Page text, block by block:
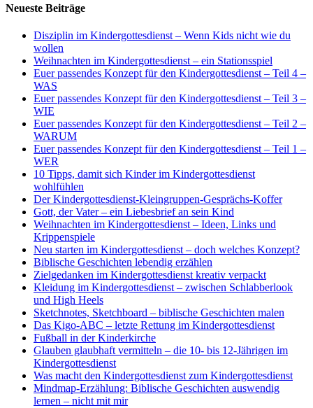
Neueste Beiträge
Disziplin im Kindergottesdienst – Wenn Kids nicht wie du
wollen
Weihnachten im Kindergottesdienst – ein Stationsspiel
Euer passendes Konzept für den Kindergottesdienst – Teil 4 –
WAS
Euer passendes Konzept für den Kindergottesdienst – Teil 3 –
WIE
Euer passendes Konzept für den Kindergottesdienst – Teil 2 –
WARUM
Euer passendes Konzept für den Kindergottesdienst – Teil 1 –
WER
10 Tipps, damit sich Kinder im Kindergottesdienst
wohlfühlen
Der Kindergottesdienst-Kleingruppen-Gesprächs-Koffer
Gott, der Vater – ein Liebesbrief an sein Kind
Weihnachten im Kindergottesdienst – Ideen, Links und
Krippenspiele
Neu starten im Kindergottesdienst – doch welches Konzept?
Biblische Geschichten lebendig erzählen
Zielgedanken im Kindergottesdienst kreativ verpackt
Kleidung im Kindergottesdienst – zwischen Schlabberlook
und High Heels
Sketchnotes, Sketchboard – biblische Geschichten malen
Das Kigo-ABC – letzte Rettung im Kindergottesdienst
Fußball in der Kinderkirche
Glauben glaubhaft vermitteln – die 10- bis 12-Jährigen im
Kindergottesdienst
Was macht den Kindergottesdienst zum Kindergottesdienst
Mindmap-Erzählung: Biblische Geschichten auswendig
lernen – nicht mit mir